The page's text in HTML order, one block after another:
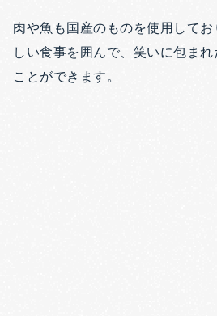
肉や魚も国産のものを使用して
しい食事を囲んで、笑いに包ま
ことができます。